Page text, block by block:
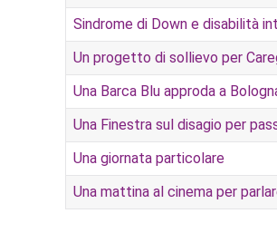
Sindrome di Down e disabilità
Un progetto di sollievo per
Una Barca Blu approda a
Una Finestra sul disagio per
Una giornata particolare
Una mattina al cinema per